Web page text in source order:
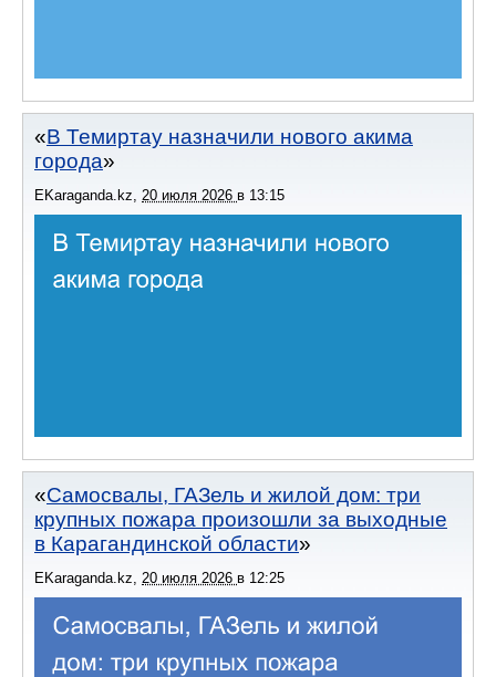
В Темиртау назначили нового акима
города
EKaraganda.kz 20 июля 2026 в 13:15
Самосвалы, ГАЗель и жилой дом: три
крупных пожара произошли за выходные
в Карагандинской области
EKaraganda.kz, 20 июля 2026 в 12:25